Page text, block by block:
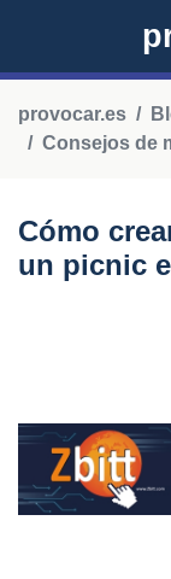
provocar.es
Consejos de
Cómo
un picnic